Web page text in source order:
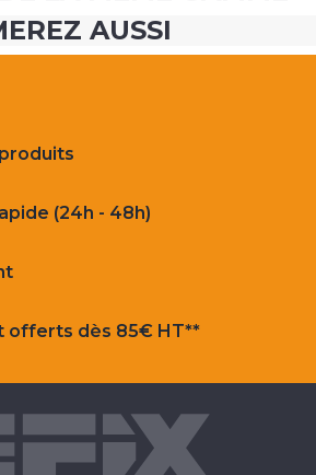
AUSSI
(24h - 48h)
offerts dès 85€ HT**